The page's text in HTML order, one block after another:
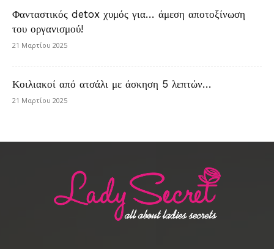
Φανταστικός detox χυμός για… άμεση αποτοξίνωση
του οργανισμού!
21 Μαρτίου 2025
Κοιλιακοί από ατσάλι με άσκηση 5 λεπτών…
21 Μαρτίου 2025